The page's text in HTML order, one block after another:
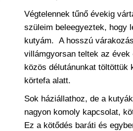
Végtelennek tűnő évekig
szüleim beleegyeztek, hogy
kutyám. A hosszú
villámgyorsan teltek az
közös délutánunkat töltöttük
körtefa alatt.
Sok háziállathoz, de a
nagyon komoly kapcsolat,
Ez a kötődés baráti és